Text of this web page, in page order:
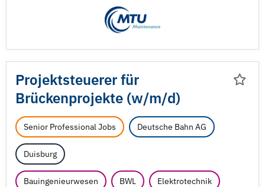
Projektsteuerer für
Brückenprojekte (w/m/d)
Senior Professional Jobs Deutsche Bahn AG
Duisburg
Bauingenieurwesen BWL Elektrotechnik